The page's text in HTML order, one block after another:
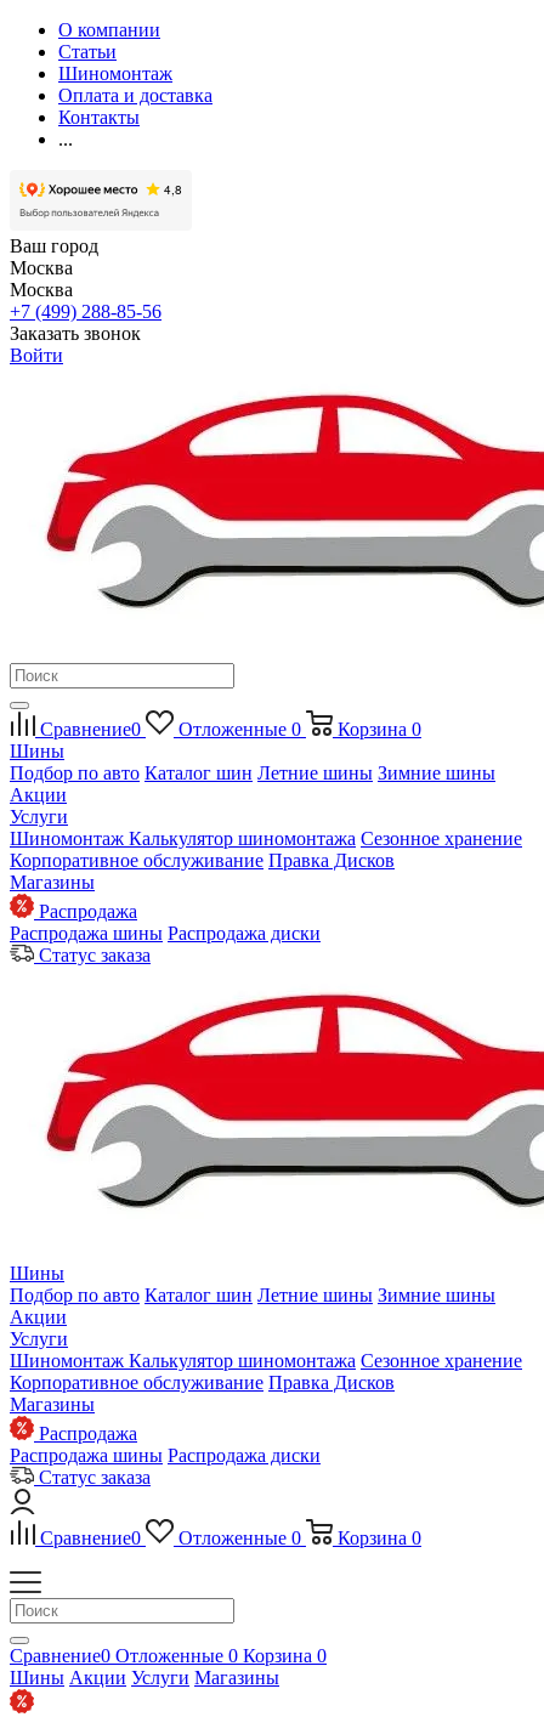
О компании
Статьи
Шиномонтаж
Оплата и доставка
Контакты
...
Ваш город
Москва
Москва
+7 (499) 288-85-56
Заказать звонок
Войти
Сравнение0 Отложенные 0 Корзина 0
Шины
Подбор по авто Каталог шин Летние шины Зимние шины
Акции
Услуги
Шиномонтаж Калькулятор шиномонтажа Сезонное хранение
Корпоративное обслуживание Правка Дисков
Магазины
Распродажа
Распродажа шины Распродажа диски
Статус заказа
Шины
Подбор по авто Каталог шин Летние шины Зимние шины
Акции
Услуги
Шиномонтаж Калькулятор шиномонтажа Сезонное хранение
Корпоративное обслуживание Правка Дисков
Магазины
Распродажа
Распродажа шины Распродажа диски
Статус заказа
Сравнение0 Отложенные 0 Корзина 0
Сравнение0 Отложенные 0 Корзина 0
Шины Акции Услуги Магазины